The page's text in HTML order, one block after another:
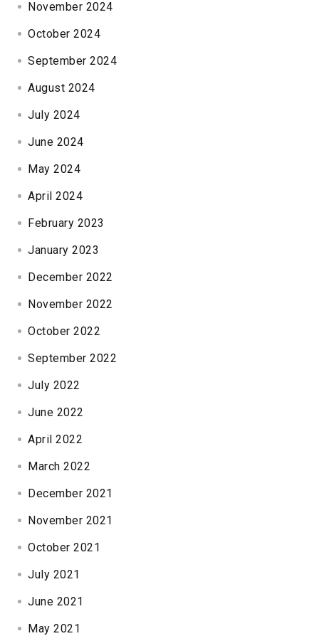
November 2024
October 2024
September 2024
August 2024
July 2024
June 2024
May 2024
April 2024
February 2023
January 2023
December 2022
November 2022
October 2022
September 2022
July 2022
June 2022
April 2022
March 2022
December 2021
November 2021
October 2021
July 2021
June 2021
May 2021